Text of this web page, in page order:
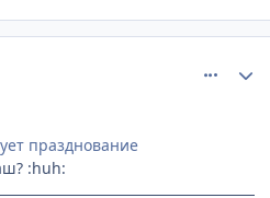
празднование
:huh: